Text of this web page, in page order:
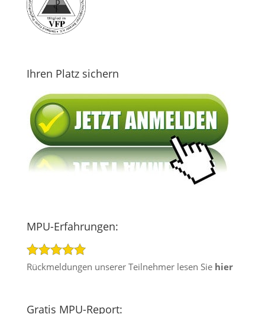
Ihren Platz sichern
MPU-Erfahrungen:
Rückmeldungen unserer Teilnehmer lesen Sie hier
Gratis MPU-Report: